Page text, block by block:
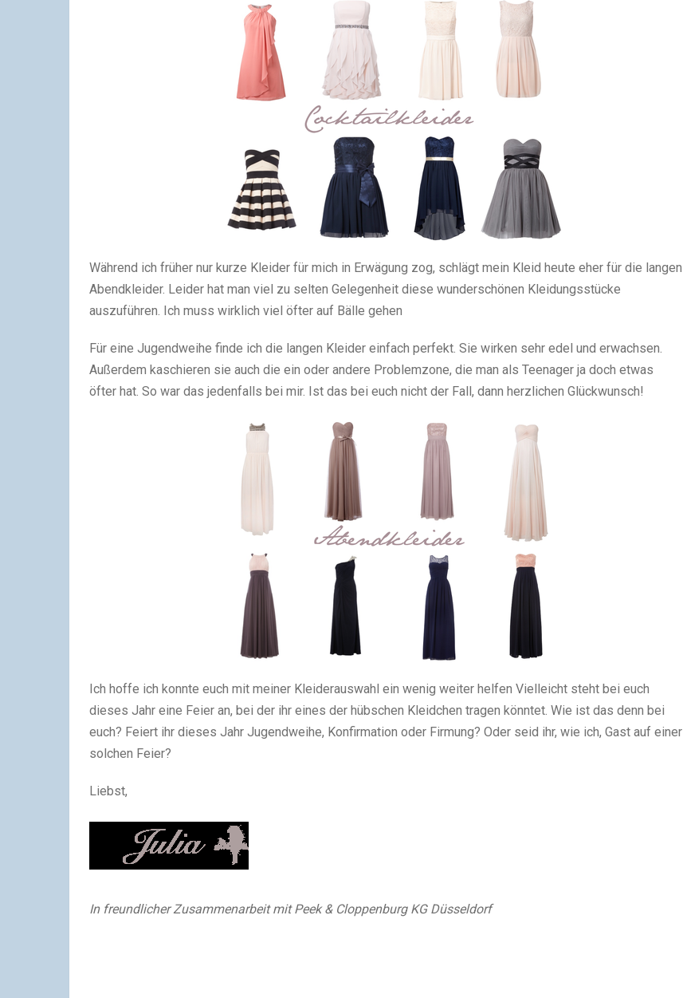
Während ich früher nur kurze Kleider für mich in Erwägung zog, schlägt mein Kleid heute eher für die langen
Abendkleider. Leider hat man viel zu selten Gelegenheit diese wunderschönen Kleidungsstücke
auszuführen. Ich muss wirklich viel öfter auf Bälle gehen
Für eine Jugendweihe finde ich die langen Kleider einfach perfekt. Sie wirken sehr edel und erwachsen.
Außerdem kaschieren sie auch die ein oder andere Problemzone, die man als Teenager ja doch etwas
öfter hat. So war das jedenfalls bei mir. Ist das bei euch nicht der Fall, dann herzlichen Glückwunsch!
Ich hoffe ich konnte euch mit meiner Kleiderauswahl ein wenig weiter helfen Vielleicht steht bei euch
dieses Jahr eine Feier an, bei der ihr eines der hübschen Kleidchen tragen könntet. Wie ist das denn bei
euch? Feiert ihr dieses Jahr Jugendweihe, Konfirmation oder Firmung? Oder seid ihr, wie ich, Gast auf einer
solchen Feier?
Liebst,
In freundlicher Zusammenarbeit mit Peek & Cloppenburg KG Düsseldorf